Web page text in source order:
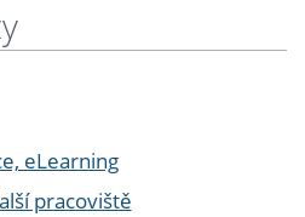
eLearning
pracoviště